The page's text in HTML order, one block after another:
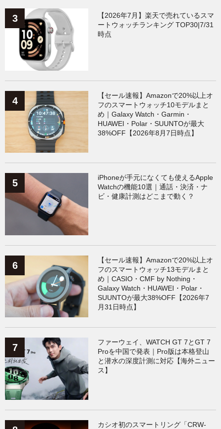
【2026年7月】楽天で売れているスマ
ートウォッチランキング TOP30|7/31
時点
【セール速報】Amazonで20%以上オ
フのスマートウォッチ10モデルまと
め｜Galaxy Watch・Garmin・
HUAWEI・Polar・SUUNTOが最大
38%OFF【2026年8月7日時点】
iPhoneが手元になくても使えるApple
Watchの機能10選｜通話・決済・ナ
ビ・健康計測はどこまで動く？
【セール速報】Amazonで20%以上オ
フのスマートウォッチ13モデルまと
め｜CASIO・CMF by Nothing・
Galaxy Watch・HUAWEI・Polar・
SUUNTOが最大38%OFF【2026年7
月31日時点】
ファーウェイ、WATCH GT 7とGT 7
Proを中国で発表｜Pro版は本格登山
と潜水の深度計測に対応【海外ニュー
ス】
カシオ初のスマートリング「CRW-